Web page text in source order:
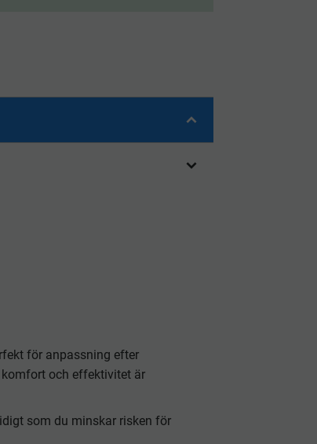
för anpassning efter
och effektivitet är
som du minskar risken för